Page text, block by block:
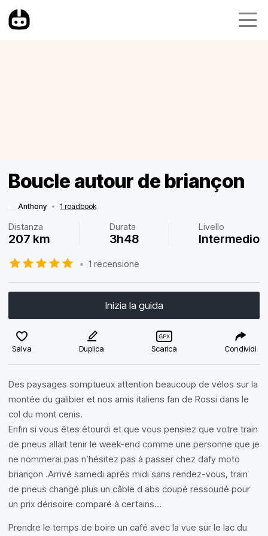
Boucle autour de briançon
Anthony • 1 roadbook
Distanza
207 km
Durata
3h48
Livello
Intermedio
• 1 recensione
Inizia la guida
Salva Duplica Scarica Condividi
Des paysages somptueux attention beaucoup de vélos sur la
montée du galibier et nos amis italiens fan de Rossi dans le
col du mont cenis.
Enfin si vous êtes étourdi et que vous pensiez que votre train
de pneus allait tenir le week-end comme une personne que je
ne nommerai pas n’hésitez pas à passer chez dafy moto
briançon .Arrivé samedi après midi sans rendez-vous, train
de pneus changé plus un câble d abs coupé ressoudé pour
un prix dérisoire comparé à certains…
Prendre le temps de boire un café avec la vue sur le lac du